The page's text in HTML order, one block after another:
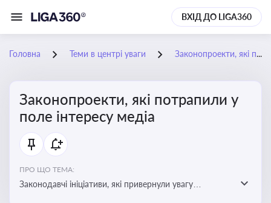
ВХІД ДО LIGA360
Головна Теми в центрі уваги Законопроекти, які потрапили у поле інтересу медіа
Законопроекти, які потрапили у
поле інтересу медіа
ПРО ЩО ТЕМА:
Законодавчі ініціативи, які привернули увагу